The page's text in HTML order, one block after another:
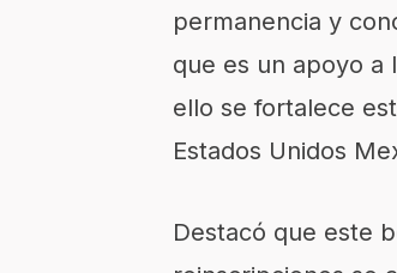
permanencia y
que es un apoyo a
ello se fortalece
Estados Unidos
Destacó que este